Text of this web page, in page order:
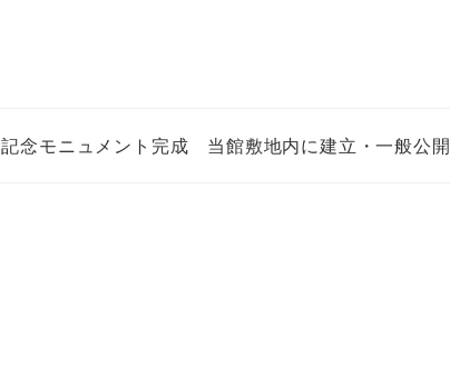
念モニュメント完成 当館敷地内に建立・一般公開